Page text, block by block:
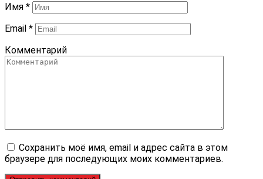
Имя *
Email *
Комментарий
Сохранить моё имя, email и адрес сайта в этом
браузере для последующих моих комментариев.